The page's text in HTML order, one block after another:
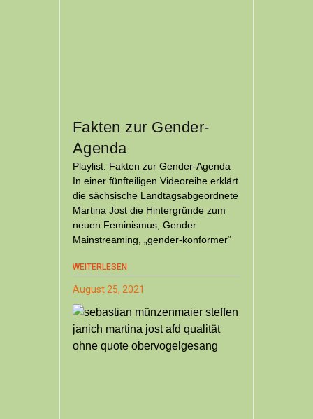
Fakten zur Gender-
Agenda
Playlist: Fakten zur Gender-Agenda
In einer fünfteiligen Videoreihe erklärt
die sächsische Landtagsabgeordnete
Martina Jost die Hintergründe zum
neuen Feminismus, Gender
Mainstreaming, „gender-konformer“
WEITERLESEN
August 25, 2021